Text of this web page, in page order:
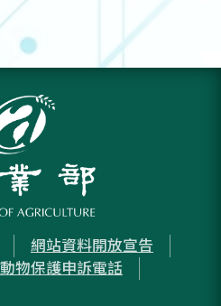
網站資料開放宣告
物保護申訴電話